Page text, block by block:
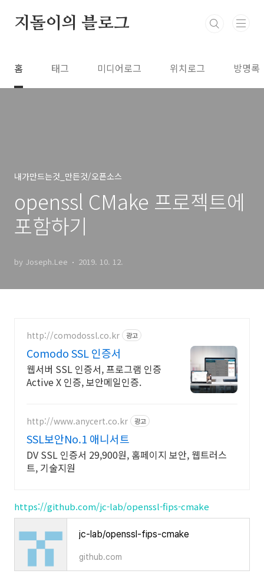
지돌이의 블로그
홈 태그 미디어로그 위치로그 방명록
내가만드는것_만든것/오픈소스
openssl CMake 프로젝트에
포함하기
by Joseph.Lee 2019. 10. 12.
http://comodossl.co.kr 광고
Comodo SSL 인증서
웹서버 SSL 인증서, 프로그램 인증
Active X 인증, 보안메일인증.
http://www.anycert.co.kr 광고
SSL보안No.1 애니서트
DV SSL 인증서 29,900원, 홈페이지 보안, 웹트러스
트, 기술지원
https://github.com/jc-lab/openssl-fips-cmake
jc-lab/openssl-fips-cmake
github.com